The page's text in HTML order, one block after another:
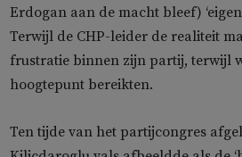
Erdogan aan de macht bleef)
Terwijl de CHP-leider de realiteit
frustratie binnen zijn partij, terwijl
hoogtepunt bereikten.
Ten tijde van het partijcongres